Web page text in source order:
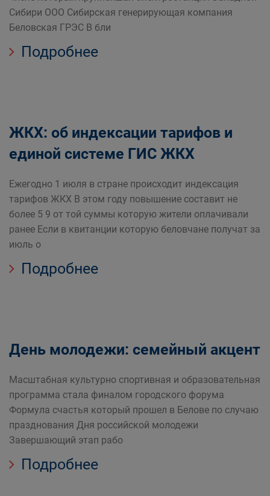
Сибири ООО Сибирская генерирующая компания
Беловская ГРЭС В бли
Подробнее
ЖКХ: об индексации тарифов и
единой системе ГИС ЖКХ
Ежегодно 1 июля в стране происходит индексация
тарифов ЖКХ В этом году повышение составит не
более 5 9 от той суммы которую жители оплачивали
ранее Если в квитанции которую беловчане получат за
июль о
Подробнее
День молодежи: семейный акцент
Масштабная культурно спортивная и образовательная
программа стала финалом городского форума
Формула счастья который прошел в Белове по случаю
празднования Дня российской молодежи
Завершающий этап рабо
Подробнее